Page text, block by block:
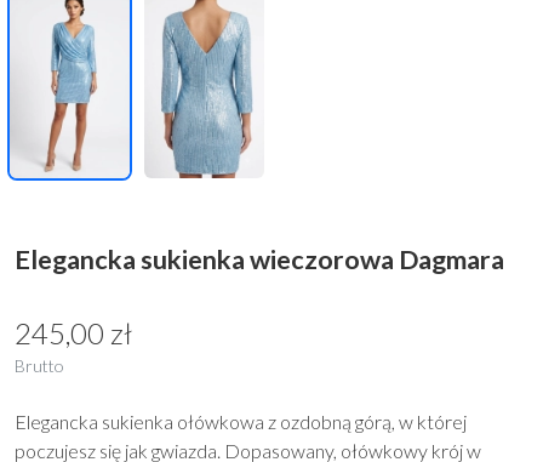
Elegancka sukienka wieczorowa Dagmara
245,00 zł
Brutto
Elegancka sukienka ołówkowa z ozdobną górą, w której
poczujesz się jak gwiazda. Dopasowany, ołówkowy krój w